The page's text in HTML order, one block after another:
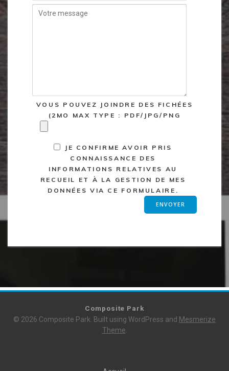
VOUS POUVEZ JOINDRE DES FICHÉES
(2MO MAX TYPE : PDF/JPG/PNG
JE CONFIRME AVOIR PRIS
CONNAISSANCE DES
INFORMATIONS RELATIVES AU
RECUEIL ET À LA GESTION DE MES
DONNÉES VIA CE FORMULAIRE.
Composite Park
© 2026 Composite Park. Built using WordPress and Mesmerize
Theme